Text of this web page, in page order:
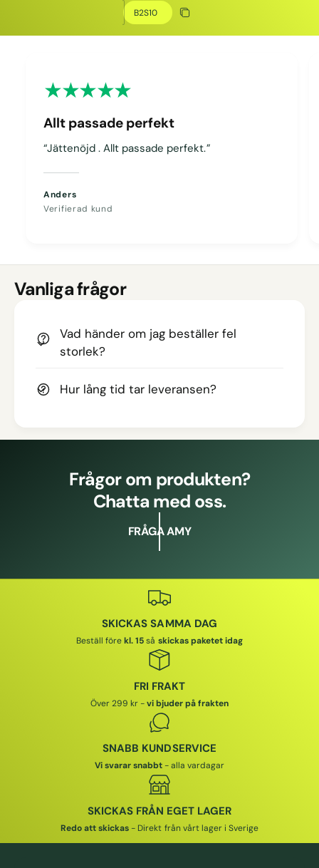
Kopierat
Kopiera rabatt
Allt passade perfekt
“Jättenöjd . Allt passade perfekt.”
Anders
Verifierad kund
Vanliga frågor
Vad händer om jag beställer fel
storlek?
Hur lång tid tar leveransen?
Frågor om produkten?
Chatta med oss.
FRÅGA AMY
SKICKAS SAMMA DAG
Beställ förekl. 15så skickas paketet idag
FRI FRAKT
Över 299 kr -vi bjuder på frakten
SNABB KUNDSERVICE
Vi svarar snabbt - alla vardagar
SKICKAS FRÅN EGET LAGER
Redo att skickas - Direkt från vårt lager i Sverige